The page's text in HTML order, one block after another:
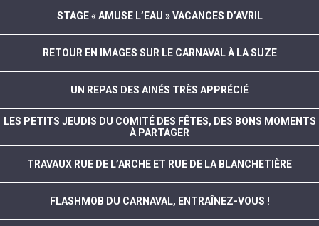
STAGE « AMUSE L’EAU » VACANCES D’AVRIL
RETOUR EN IMAGES SUR LE CARNAVAL À LA SUZE
UN REPAS DES AINÉS TRÈS APPRÉCIÉ
LES PETITS JEUDIS DU COMITÉ DES FÊTES, DES BONS MOMENTS
À PARTAGER
TRAVAUX RUE DE L’ARCHE ET RUE DE LA BLANCHETIÈRE
FLASHMOB DU CARNAVAL, ENTRAÎNEZ-VOUS !